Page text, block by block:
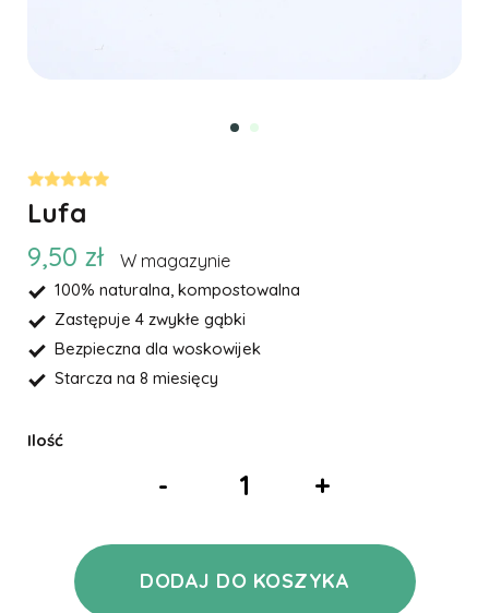
Lufa
9,50 zł
W magazynie
100% naturalna, kompostowalna
Zastępuje 4 zwykłe gąbki
Bezpieczna dla woskowijek
Starcza na 8 miesięcy
Ilość
- +
DODAJ DO KOSZYKA